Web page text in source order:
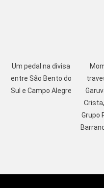
Um pedal na divisa
entre São Bento do
Sul e Campo Alegre
Grupo